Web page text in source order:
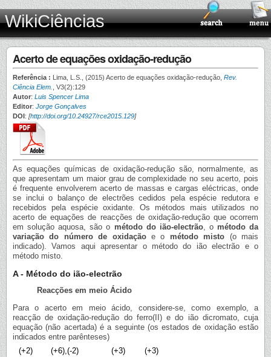
WikiCiências
Acerto de equações oxidação-redução
Referência : Lima, L.S., (2015) Acerto de equações oxidação-redução, Rev.
Ciência Elem.
, V3(2):129
Autor: Luis Spencer Lima
Editor: Jorge Gonçalves
DOI: [http://doi.org/10.24927/rce2015.129]
As equações químicas de oxidação-redução são, normalmente, as
que apresentam um maior grau de complexidade no seu acerto, pois
é frequente envolverem acerto de massas e cargas eléctricas, onde
se inclui o balanço de electrões cedidos pela espécie redutora e
recebidos pela espécie oxidante. Os métodos mais utilizados no
acerto de equações de reacções de oxidação-redução que ocorrem
em solução aquosa, são o método do ião-electrão, o método da
variação do número de oxidaçãoe o método misto (o mais
indicado). Vamos aqui apresentar o método do ião electrão e o
método misto.
A - Método do ião-electrão
Reacções em meio Ácido
Para o acerto em meio ácido, considere-se, como exemplo, a
reacção de oxidação-redução do ferro(II) e do ião dicromato, cuja
equação (não acertada) é a seguinte (os estados de oxidação estão
indicados entre parênteses)
(+2)
(+6),(-2) (+3) (+3)